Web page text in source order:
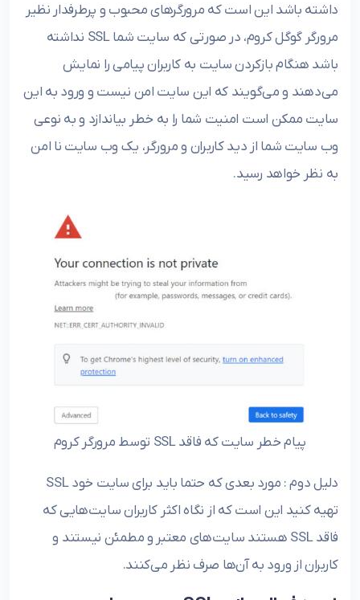
داشته باشد این است که مرورگرهای محبوب و پرطرفدار نظیر
مرورگر گوگل کروم، در صورتی که سایت شما SSL نداشته
باشد هنگام بازکردن سایت به کاربران پیامی را نمایش
می‌دهند و می‌گویند که این سایت امن نیست و ورود به این
سایت ممکن است امنیت شما را به خطر بیاندازد و به نوعی
وب سایت شما از دید کاربران و مرورگر، یک وب سایت نا امن
به نظر خواهد رسید.
پیام خطر سایت که فاقد SSL توسط مرورگر کروم
دلیل دوم : مورد بعدی که حتما باید برای سایت خود SSL
تهیه کنید این است که از نگاه اکثر کاربران سایت‌هایی که
فاقد SSL هستند سایت‌های معتبر و مطمئن نیستند و
کاربران از ورود به آن‌ها صرف نظر می‌کنند.